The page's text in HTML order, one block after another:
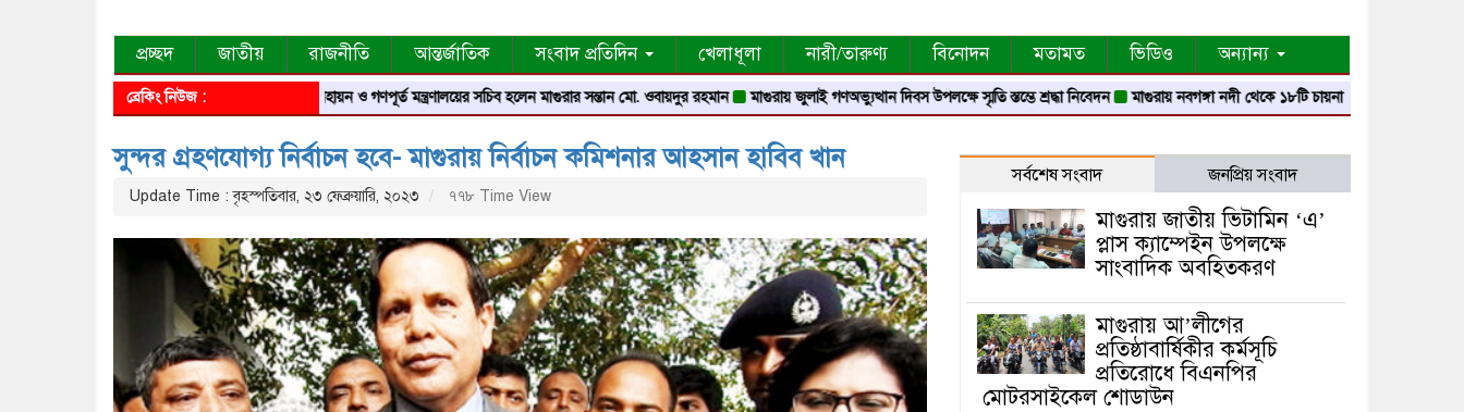
প্রচ্ছদ জাতীয় রাজনীতি আন্তর্জাতিক সংবাদ প্রতিদিন খেলাধূলা নারী/তারুণ্য বিনোদন মতামত ভিডিও অন্যান্য
ব্রেকিং নিউজ : গৃহায়ন ও গণপূর্ত মন্ত্রণালয়ের সচিব হলেন মাগুরার সন্তান মো. ওবায়দুর রহমান মাগুরায় জুলাই গণঅভ্যুত্থান দিবস উপলক্ষে স্মৃতি স্তম্ভে শ্রদ্ধা নিবেদন মাগুরায় নবগঙ্গা নদী থেকে ১৮টি চায়না দোয়ারী জাল জব্দ
সুন্দর গ্রহণযোগ্য নির্বাচন হবে- মাগুরায় নির্বাচন কমিশনার আহসান হাবিব খান
Update Time : বৃহস্পতিবার, ২৩ ফেব্রুয়ারি, ২০২৩ ৭৭৮ Time View
সর্বশেষ সংবাদ জনপ্রিয় সংবাদ
মাগুরায় জাতীয় ভিটামিন ‘এ’
প্লাস ক্যাম্পেইন উপলক্ষে
সাংবাদিক অবহিতকরণ
মাগুরায় আ’লীগের
প্রতিষ্ঠাবার্ষিকীর কর্মসূচি
প্রতিরোধে বিএনপির
মোটরসাইকেল শোডাউন